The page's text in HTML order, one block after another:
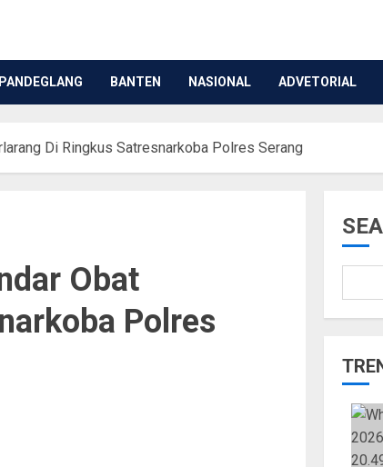
PANDEGLANG BANTEN NASIONAL ADVETORIAL
Di Ringkus Satresnarkoba Polres Serang
Obat
Polres